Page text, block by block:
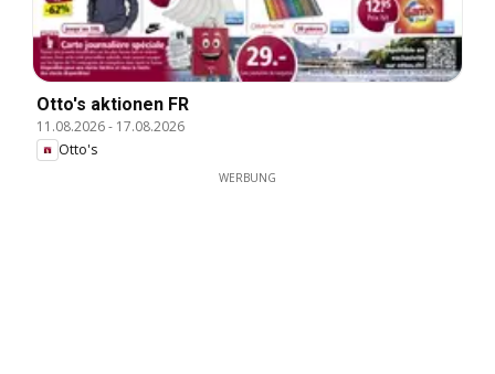
Otto's aktionen FR
11.08.2026- 17.08.2026
Otto's
WERBUNG